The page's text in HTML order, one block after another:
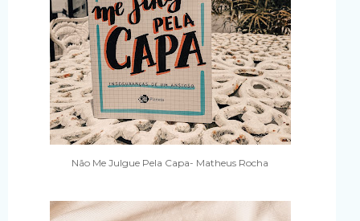
Não Me Julgue Pela Capa- Matheus Rocha